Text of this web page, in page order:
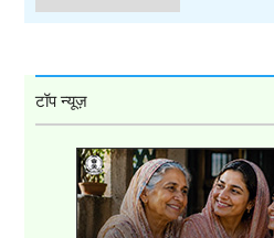
टॉप न्यूज़